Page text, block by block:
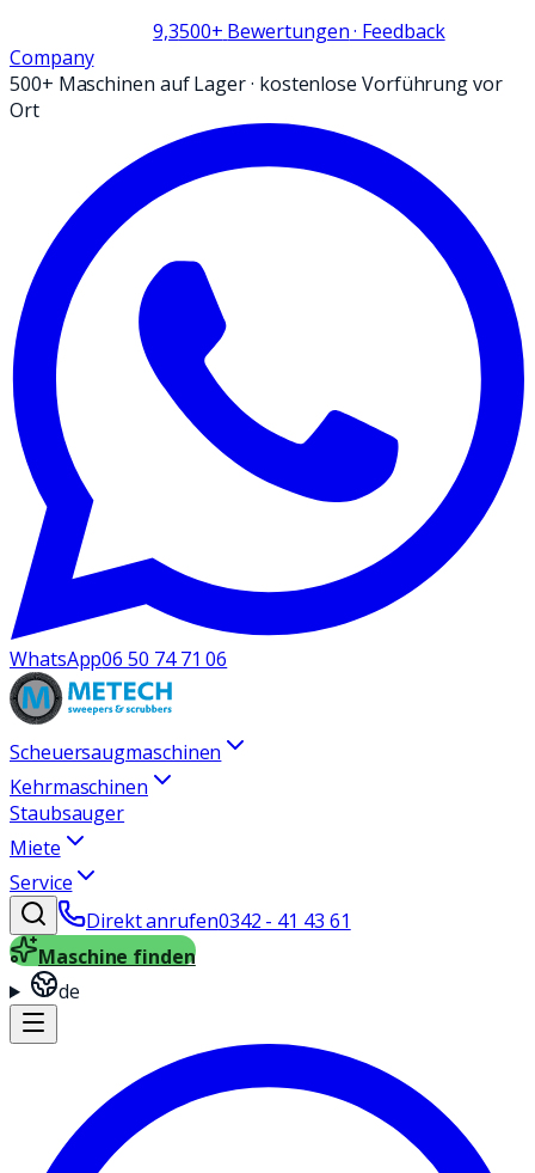
9,3500+ Bewertungen· Feedback
Company
500+ Maschinen auf Lager· kostenlose Vorführung vor
Ort
WhatsApp06 50 74 71 06
Scheuersaugmaschinen
Kehrmaschinen
Staubsauger
Miete
Service
Direkt anrufen0342 - 41 43 61
Maschine finden
de